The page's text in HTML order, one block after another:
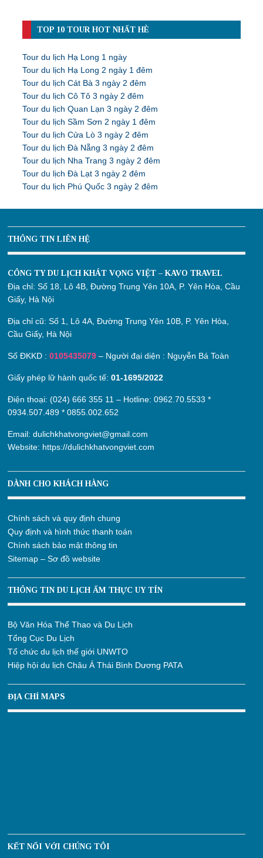
TOP 10 TOUR HOT NHẤT HÈ
Tour du lịch Hạ Long 1 ngày
Tour du lịch Hạ Long 2 ngày 1 đêm
Tour du lịch Cát Bà 3 ngày 2 đêm
Tour du lịch Cô Tô 3 ngày 2 đêm
Tour du lịch Quan Lạn 3 ngày 2 đêm
Tour du lịch Sầm Sơn 2 ngày 1 đêm
Tour du lịch Cửa Lò 3 ngày 2 đêm
Tour du lịch Đà Nẵng 3 ngày 2 đêm
Tour du lịch Nha Trang 3 ngày 2 đêm
Tour du lịch Đà Lạt 3 ngày 2 đêm
Tour du lịch Phú Quốc 3 ngày 2 đêm
THÔNG TIN LIÊN HỆ
CÔNG TY DU LỊCH KHÁT VỌNG VIỆT – KAVO TRAVEL
Địa chỉ:Số 18, Lô 4B, Đường Trung Yên 10A, P. Yên Hòa, Cầu
Giấy, Hà Nội
Địa chỉ cũ:Số 1, Lô 4A, Đường Trung Yên 10B, P. Yên Hòa,
Cầu Giấy, Hà Nội
Số ĐKKD :0105435079 – Người đại diện : Nguyễn Bá Toàn
Giấy phép lữ hành quốc tế:01-1695/2022
Điện thoại: (024) 666 355 11 – Hotline:0962.70.5533 *
0934.507.489 *0855.002.652
Email:dulichkhatvongviet@gmail.com
Website: https://dulichkhatvongviet.com
DÀNH CHO KHÁCH HÀNG
Chính sách và quy định chung
Quy định và hình thức thanh toán
Chính sách bảo mật thông tin
Sitemap – Sơ đồ website
THÔNG TIN DU LỊCH ẨM THỰC UY TÍN
Bộ Văn Hóa Thể Thao và Du Lịch
Tổng Cục Du Lịch
Tổ chức du lịch thế giới UNWTO
Hiệp hội du lịch Châu Á Thái Bình Dương PATA
ĐỊA CHỈ MAPS
KẾT NỐI VỚI CHÚNG TÔI